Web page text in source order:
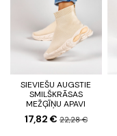
SIEVIEŠU AUGSTIE
SMILŠKRĀSAS
MEŽĢĪŅU APAVI
17,82 € 22,28 €